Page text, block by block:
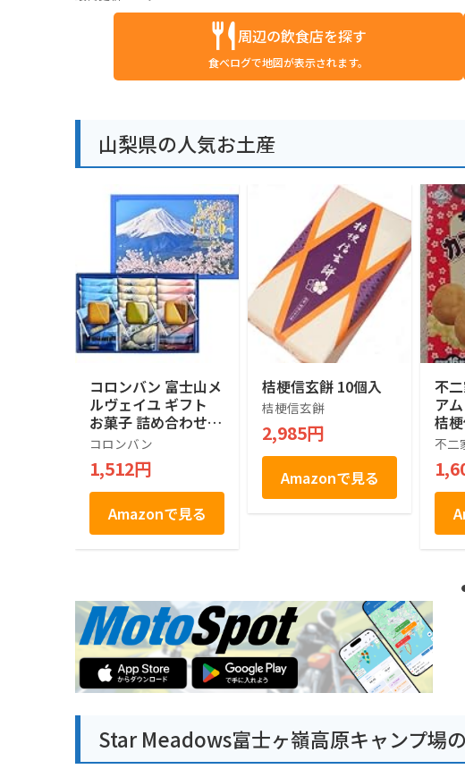
周辺の飲食店を探す
食べログで地図が表示されます。
山梨県の人気お土産
コロンバン 富士山メ
ルヴェイユ ギフト
お菓子 詰め合わせ
個包装 土産 お菓子
贈答 銘店 ラングド
シャ 21枚入り
コロンバン
1,512円
Amazonで見る
桔梗信玄餅 10個入
桔梗信玄餅
2,985円
Amazonで見る
不
ア
桔
不二
Star Meadows富士ヶ嶺高原キャンプ場